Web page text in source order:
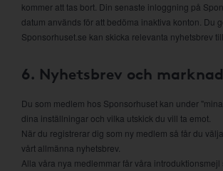
kommer att tas bort. Din senaste inloggning på
datum används för att bedöma inaktiva konton. Du
Sponsorhuset.se kan skicka relevanta nyhetsbrev
6. Nyhetsbrev och
Du som medlem hos Sponsorhuset kan under
dina inställningar och vilka utskick du vill ta emot.
När du registrerar dig som ny medlem så får du
vårt allmänna nyhetsbrev.
Alla våra nya medlemmar får våra introduktionsmejl